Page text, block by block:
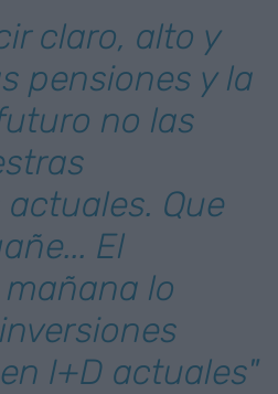
claro, alto y
pensiones y la
no las
Que
El
lo
I+D actuales"